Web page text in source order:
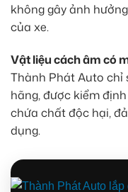
không gây ảnh
của xe.
Vật liệu cách âm có
Thành Phát Auto chỉ
hãng, được kiểm
chứa chất độc hại,
dụng.